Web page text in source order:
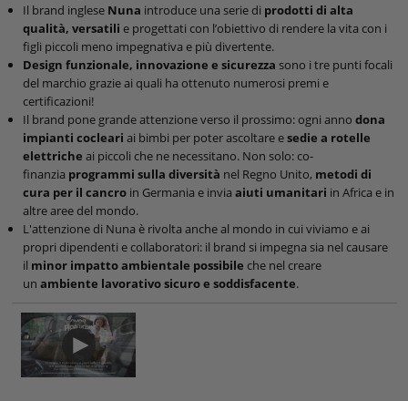
Il brand inglese Nuna introduce una serie di prodotti di alta
qualità, versatili e progettati con l’obiettivo di rendere la vita con i
figli piccoli meno impegnativa e più divertente.
Design funzionale, innovazione e sicurezza sono i tre punti focali
del marchio grazie ai quali ha ottenuto numerosi premi e
certificazioni!
Il brand pone grande attenzione verso il prossimo: ogni anno dona
impianti cocleari ai bimbi per poter ascoltare esedie a rotelle
elettriche ai piccoli che ne necessitano. Non solo: co-
finanzia programmi sulla diversità nel Regno Unito, metodi di
cura per il cancroin Germania e invia aiuti umanitari in Africa e in
altre aree del mondo.
L'attenzione di Nuna è rivolta anche al mondo in cui viviamo e ai
propri dipendenti e collaboratori: il brand si impegna sia nel causare
il minor impatto ambientale possibile che nel creare
un ambiente lavorativo sicuro e soddisfacente.